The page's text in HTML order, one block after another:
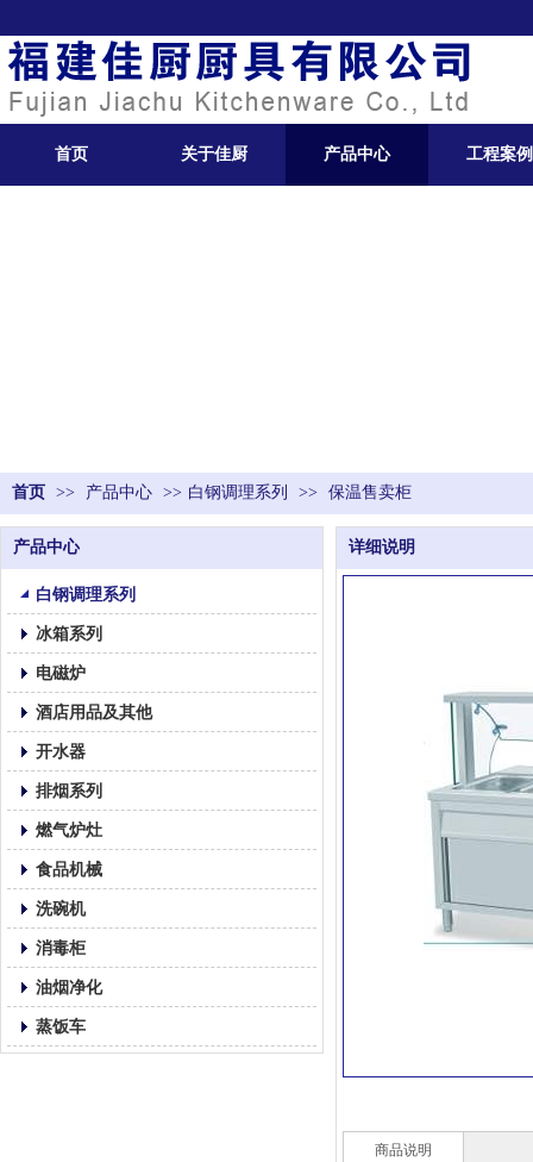
首页 关于佳厨 产品中心 工程案例
首页 >> 产品中心 >> 白钢调理系列 >> 保温售卖柜
产品中心
白钢调理系列
冰箱系列
电磁炉
酒店用品及其他
开水器
排烟系列
燃气炉灶
食品机械
洗碗机
消毒柜
油烟净化
蒸饭车
详细说明
商品说明